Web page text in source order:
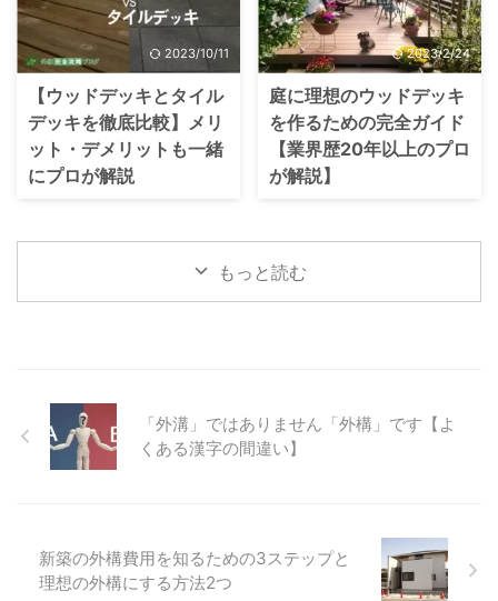
2023/10/11
【ウッドデッキとタイル
デッキを徹底比較】メリ
ット・デメリットも一緒
にプロが解説
2023/2/24
庭に理想のウッドデッキ
を作るための完全ガイド
【業界歴20年以上のプロ
が解説】
もっと読む
「外溝」ではありません「外構」です【よ
くある漢字の間違い】
新築の外構費用を知るための3ステップと
理想の外構にする方法2つ